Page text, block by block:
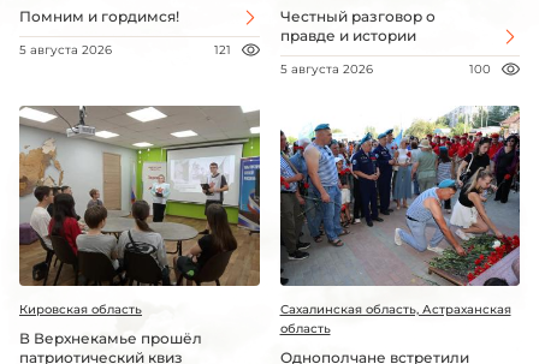
Помним и гордимся!
5 августа 2026 121
Честный разговор о
правде и истории
5 августа 2026 100
Кировская область
В Верхнекамье прошёл
патриотический квиз
Сахалинская область, Астраханская
область
Однополчане встретили